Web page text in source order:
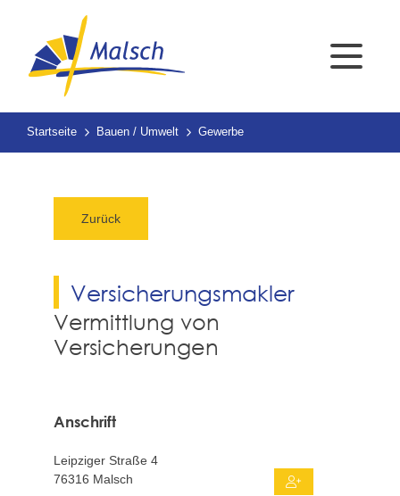
Startseite Bauen / Umwelt Gewerbe
Zurück
Versicherungsmakler
Vermittlung von
Versicherungen
Anschrift
Leipziger Straße 4
76316 Malsch